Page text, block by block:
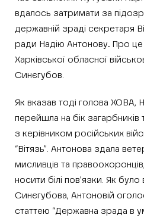
вдалось затримати за
державній зраді секретаря
ради Надію Антонову. Про це
Харківської обласної
Синєгубов.
Як вказав тоді голова ХОВА,
перейшла на бік загарбників
з керівником російських
“Вітязь”. Антонова здала
мисливців та
носити білі пов’язки. Як було
Синєгубова, Антоновій
статтею “Державна зрада в